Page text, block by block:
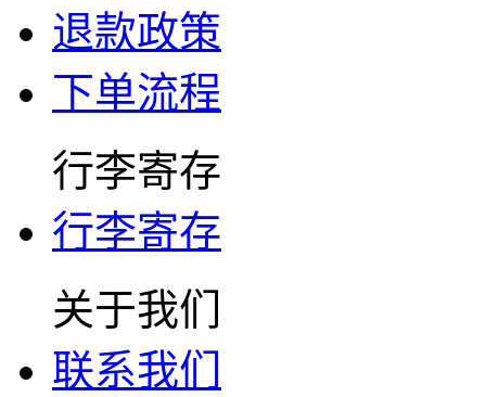
退款政策
下单流程
行李寄存
行李寄存
关于我们
联系我们